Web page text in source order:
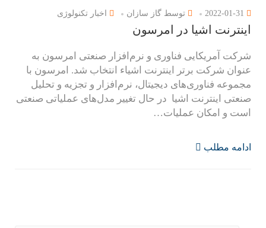
توسط گاز سازان اخبار تکنولوژی
اینترنت اشیا در امرسون
شرکت آمریکایی فناوری و نرم‌افزار صنعتی امرسون به
عنوان شرکت برتر اینترنت اشیاء انتخاب شد. امرسون با
مجموعه فناوری‌های دیجیتال، نرم‌افزار و تجزیه و تحلیل
صنعتی اینترنت اشیا در حال تغییر مدل‌های عملیاتی صنعتی
است و امکان عملیات…
ادامه مطلب